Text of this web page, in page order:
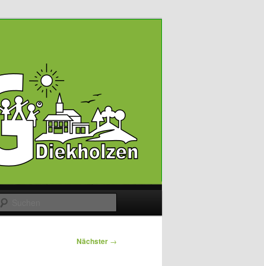
Nächster →